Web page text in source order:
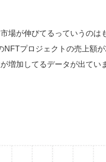
場が伸びてるっていうのは
プロジェクトの売上額が
増加してるデータが出てい